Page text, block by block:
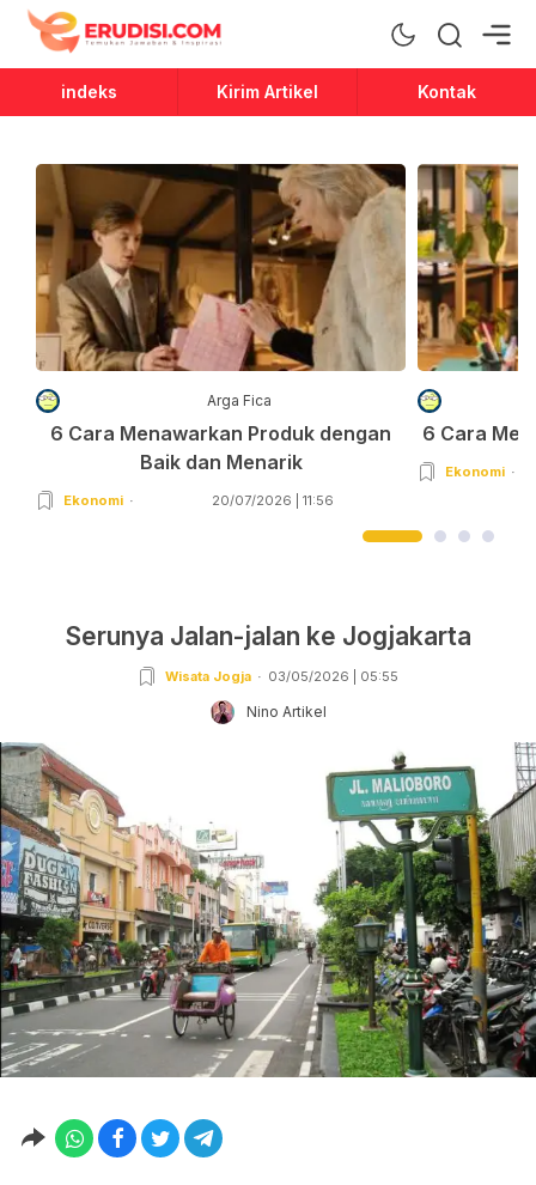
Erudisi
Temukan Jawaban dan Inspirasi
indeks Kirim Artikel Kontak
Arga Fica
6 Cara Menawarkan Produk dengan
Baik dan Menarik
Ekonomi 20/07/2026 | 11:56
6 Cara
Ekonomi
Serunya Jalan-jalan ke Jogjakarta
Wisata Jogja 03/05/2026 | 05:55
Nino Artikel